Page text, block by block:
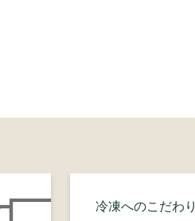
冷凍へのこだわり